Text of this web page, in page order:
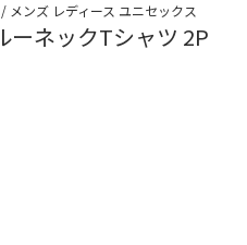
ンズ レディース ユニセックス
ーネックTシャツ 2P